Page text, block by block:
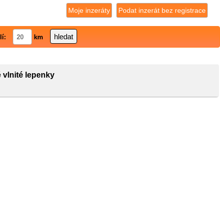
Podat inzerát bez registrace
Moje inzeráty
km
vlnité lepenky